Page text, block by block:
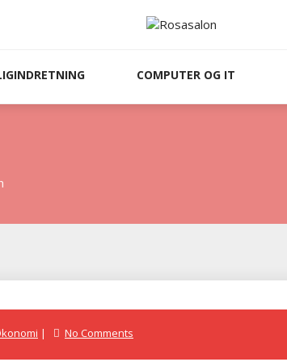
COMPUTER OG IT
No Comments